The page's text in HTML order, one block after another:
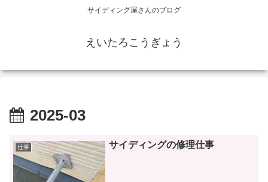
サイディング屋さんのブログ
えいたろこうぎょう
2025-03
仕事 サイディングの修理仕事